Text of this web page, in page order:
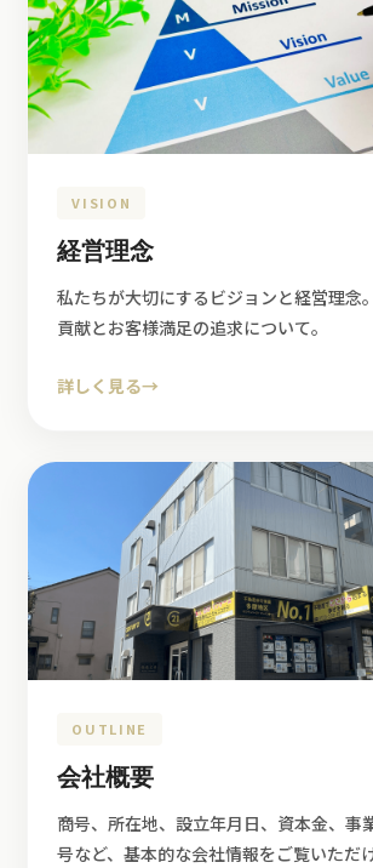
VISION
経営理念
私たちが大切にするビジョンと経営理念
貢献とお客様満足の追求について。
詳しく見る→
OUTLINE
会社概要
商号、所在地、設立年月日、資本金、事
号など、基本的な会社情報をご覧いただけ